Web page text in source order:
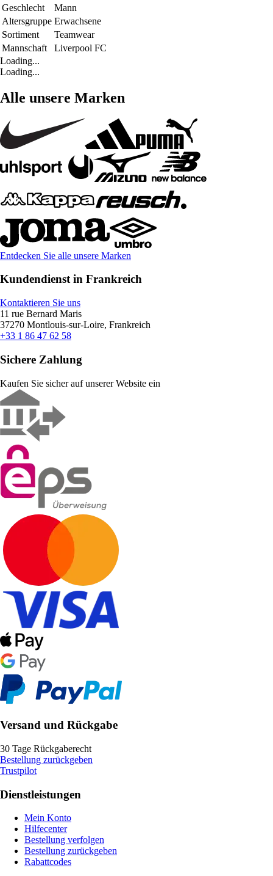
Geschlecht
Mann
Altersgruppe Erwachsene
Sortiment
Teamwear
Mannschaft
Liverpool FC
Loading...
Loading...
Alle unsere Marken
Entdecken Sie alle unsere Marken
Kundendienst in Frankreich
Kontaktieren Sie uns
11 rue Bernard Maris
37270 Montlouis-sur-Loire, Frankreich
+33 1 86 47 62 58
Sichere Zahlung
Kaufen Sie sicher auf unserer Website ein
Versand und Rückgabe
30 Tage Rückgaberecht
Bestellung zurückgeben
Trustpilot
Dienstleistungen
Mein Konto
Hilfecenter
Bestellung verfolgen
Bestellung zurückgeben
Rabattcodes